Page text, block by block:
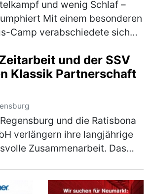
und wenig Schlaf –
Mit einem besonderen
Camp verabschiedete sich
Zum Abschluss…(mehr)
und der SSV
Klassik Partnerschaft
und die Ratisbona
verlängern ihre langjährige
Zusammenarbeit. Das